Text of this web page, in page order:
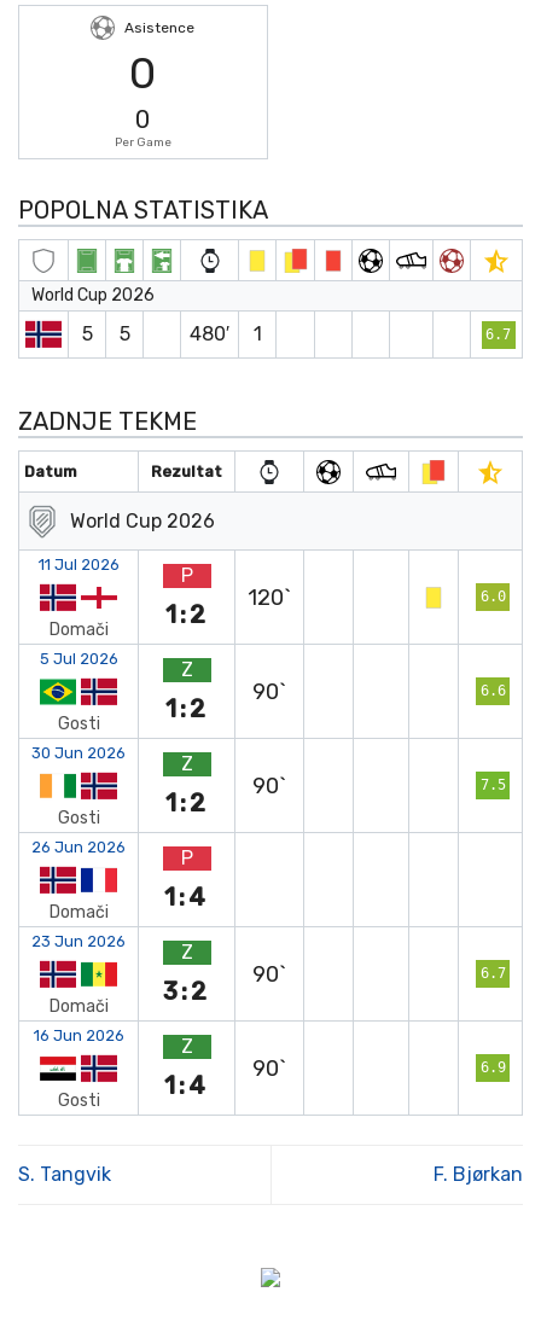
Asistence
0
0
Per Game
POPOLNA STATISTIKA
World Cup 2026
5 5 480′ 1 6.7
ZADNJE TEKME
Datum Rezultat
World Cup 2026
11 Jul 2026
Domači
P
1:2
120` 6.0
5 Jul 2026
Gosti
Z
1:2
90` 6.6
30 Jun 2026
Gosti
Z
1:2
90` 7.5
26 Jun 2026
Domači
P
1:4
23 Jun 2026
Domači
Z
3:2
90` 6.7
16 Jun 2026
Gosti
Z
1:4
90` 6.9
S. Tangvik F. Bjørkan